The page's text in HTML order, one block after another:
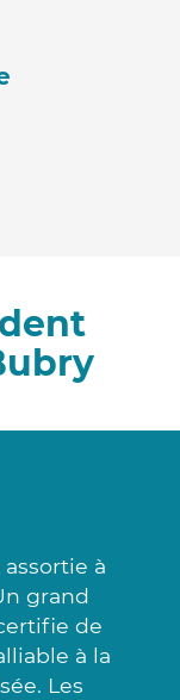
à
grand
de
à la
Les